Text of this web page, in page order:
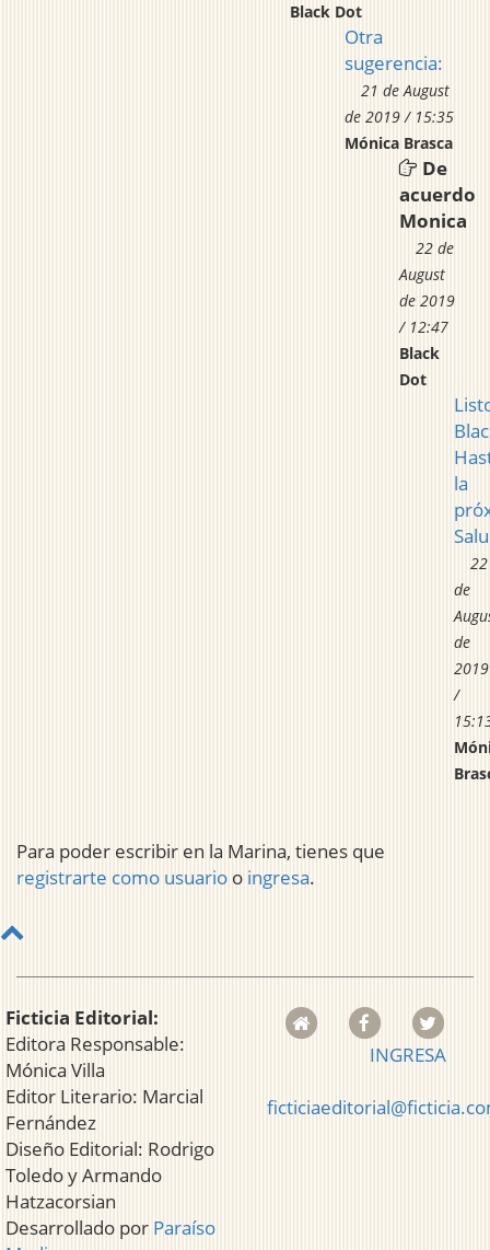
Black Dot
Otra
sugerencia:
21 de August
de 2019 / 15:35
Mónica Brasca
De
acuerdo
Monica
22 de
August
de 2019
/ 12:47
Black
Dot
la
22
de
de
2019
/
Para poder escribir en la Marina, tienes que
registrarte como usuario o ingresa.
Ficticia Editorial:
Editora Responsable:
Mónica Villa
Editor Literario: Marcial
Fernández
Diseño Editorial: Rodrigo
Toledo y Armando
Hatzacorsian
Desarrollado por Paraíso
INGRESA